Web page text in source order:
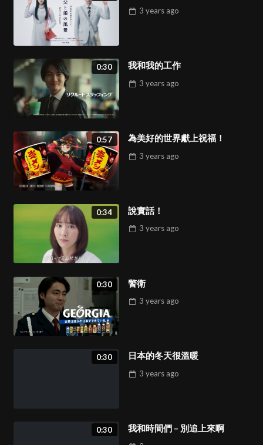
3 years ago
0:30 我和我的工作
3 years ago
0:57 為美好的世界獻上祝福！
3 years ago
0:34 說實話！
3 years ago
0:30 警衛
3 years ago
0:30 日本的冬天很溫暖
3 years ago
0:30 我和時間們 – 別追上來啊